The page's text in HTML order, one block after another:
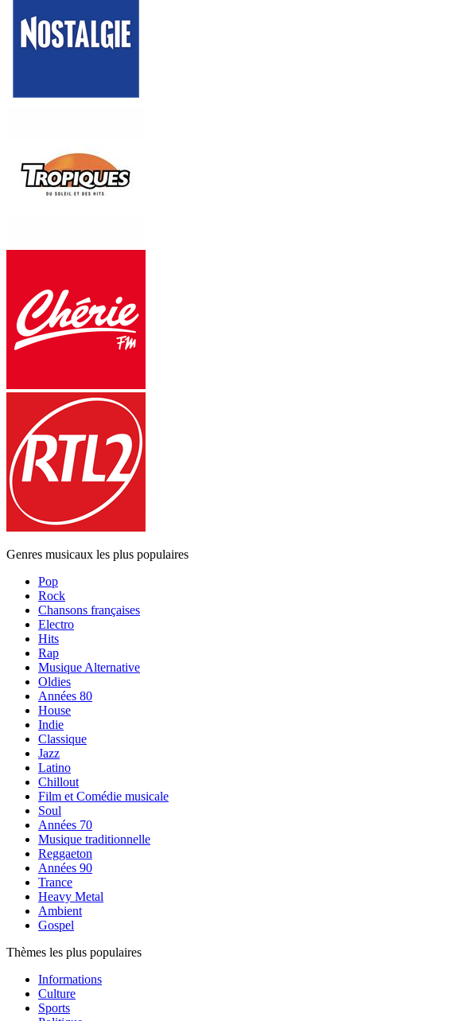
Genres musicaux les plus populaires
Pop
Rock
Chansons françaises
Electro
Hits
Rap
Musique Alternative
Oldies
Années 80
House
Indie
Classique
Jazz
Latino
Chillout
Film et Comédie musicale
Soul
Années 70
Musique traditionnelle
Reggaeton
Années 90
Trance
Heavy Metal
Ambient
Gospel
Thèmes les plus populaires
Informations
Culture
Sports